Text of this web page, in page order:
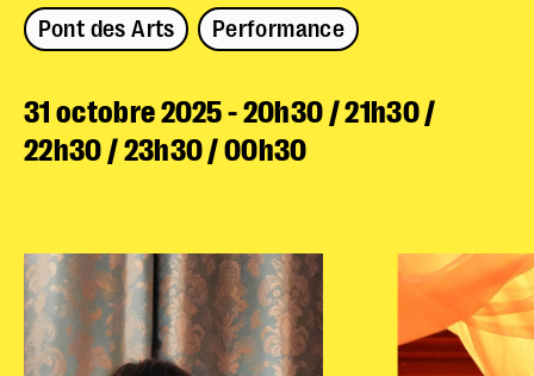
Mon compte
Votre venue
Pont des Arts Performance
31 octobre 2025 - 20h30 / 21h30 /
22h30 / 23h30 / 00h30